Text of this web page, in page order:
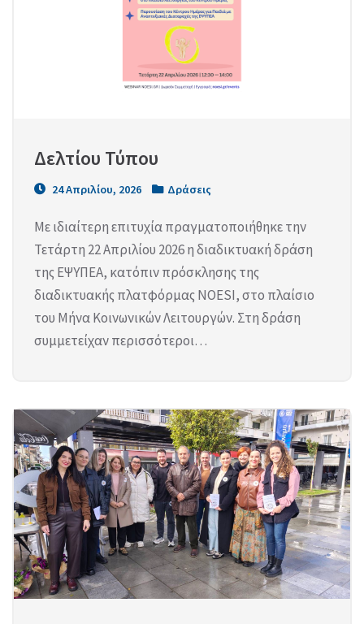
Δελτίου Τύπου
24 Απριλίου, 2026 Δράσεις
Με ιδιαίτερη επιτυχία πραγματοποιήθηκε την
Τετάρτη 22 Απριλίου 2026 η διαδικτυακή δράση
της ΕΨΥΠΕΑ, κατόπιν πρόσκλησης της
διαδικτυακής πλατφόρμας NOESI, στο πλαίσιο
του Μήνα Κοινωνικών Λειτουργών. Στη δράση
συμμετείχαν περισσότεροι…